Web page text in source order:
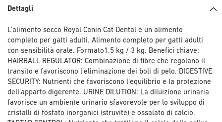
Dettagli
L’alimento secco Royal Canin Cat Dental è un alimento
completo per gatti adulti. Alimento completo per gatti adulti
con sensibilità orale. Formato1.5 kg / 3 kg. Benefici chiave:
HAIRBALL REGULATOR: Combinazione di fibre che regolano il
transito e favoriscono l’eliminazione dei boli di pelo. DIGESTIVE
SECURITY: Nutrienti che favoriscono l’equilibrio e la protezione
dell’apparto digerente. URINE DILUTION: La diluizione urinaria
favorisce un ambiente urinario sfavorevole per lo sviluppo di
cristalli di fosfato inorganici (struvite) e ossalato di calcio.